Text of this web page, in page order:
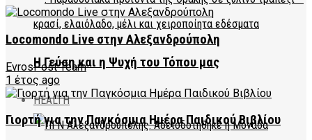
Η Γεύση και η Ψυχή του Τόπου μας
HEALTH
Locomondo Live στην Αλεξανδρούπολη
EvrosPost Team
1 έτος ago
Γιορτή για την Παγκόσμια Ημέρα Παιδικού Βιβλίου